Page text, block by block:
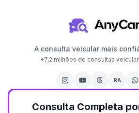
A consulta veicular mais
+7,2 milhões de consultas
RA
Consulta Completa